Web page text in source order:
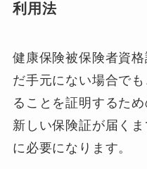
利用法
健康保険被保険者資
だ手元にない場合で
ることを証明するた
新しい保険証が届く
に必要になります。